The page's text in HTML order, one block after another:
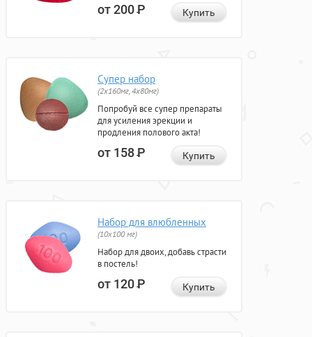
от 200Р Купить
Супер набор
(2х160мг, 4х80мг)
Попробуй все супер препараты
для усиления эрекции и
продления полового акта!
от 158Р Купить
Набор для влюбленных
(10х100 мг)
Набор для двоих, добавь страсти
в постель!
от 120Р Купить